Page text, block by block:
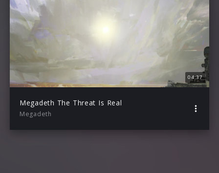
04:37
Megadeth The Threat Is Real
Megadeth